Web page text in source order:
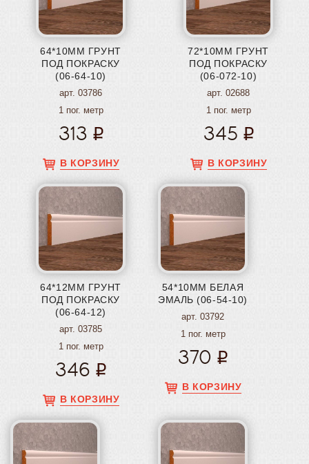
64*10ММ ГРУНТ
ПОД ПОКРАСКУ
(06-64-10)
арт. 03786
1 пог. метр
313
В КОРЗИНУ
72*10ММ ГРУНТ
ПОД ПОКРАСКУ
(06-072-10)
арт. 02688
1 пог. метр
345
В КОРЗИНУ
64*12ММ ГРУНТ
ПОД ПОКРАСКУ
(06-64-12)
арт. 03785
1 пог. метр
346
В КОРЗИНУ
54*10ММ БЕЛАЯ
ЭМАЛЬ (06-54-10)
арт. 03792
1 пог. метр
370
В КОРЗИНУ